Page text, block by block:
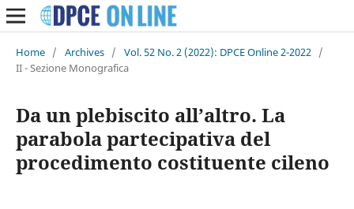
Home / Archives / Vol. 52 No. 2 (2022): DPCE Online 2-2022 /
II - Sezione Monografica
Da un plebiscito all’altro. La
parabola partecipativa del
procedimento costituente cileno